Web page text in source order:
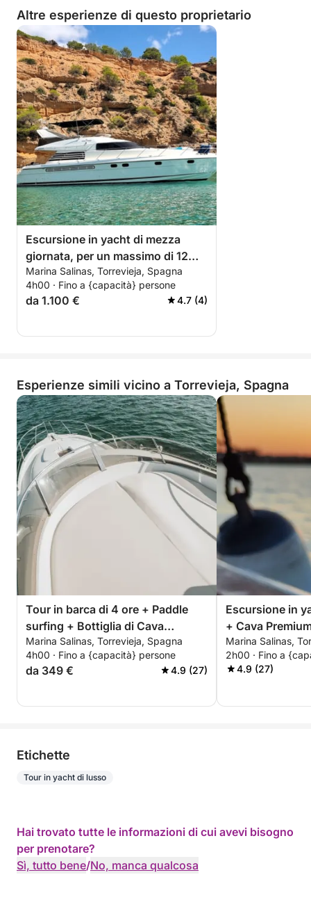
Altre esperienze di questo proprietario
Escursione in yacht di mezza
giornata, per un massimo di 12
persone: esplorate il mare
partendo da Torrevieja.
Marina Salinas, Torrevieja, Spagna
4h00 · Fino a {capacità} persone
da 1.100 € 4.7 (4)
Esperienze simili vicino a Torrevieja, Spagna
Tour in barca di 4 ore + Paddle
surfing + Bottiglia di Cava
premium - TUTTO INCLUSO
Marina Salinas, Torrevieja, Spagna
4h00 · Fino a {capacità} persone
da 349 € 4.9 (27)
Escursione in
+ Cava
pomeriggio o
TUTTO
Marina Salinas,
2h00 · Fino a
4.9 (27)
Etichette
Tour in yacht di lusso
Hai trovato tutte le informazioni di cui avevi bisogno
per prenotare?
Sì, tutto bene/No, manca qualcosa